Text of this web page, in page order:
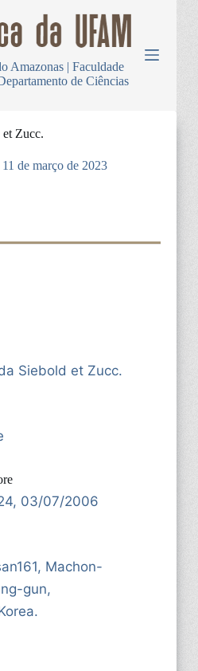
Amazonas | Faculdade
de Ciências
Zucc.
11 de março de 2023
Siebold et Zucc.
03/07/2006
Machon-
gun,